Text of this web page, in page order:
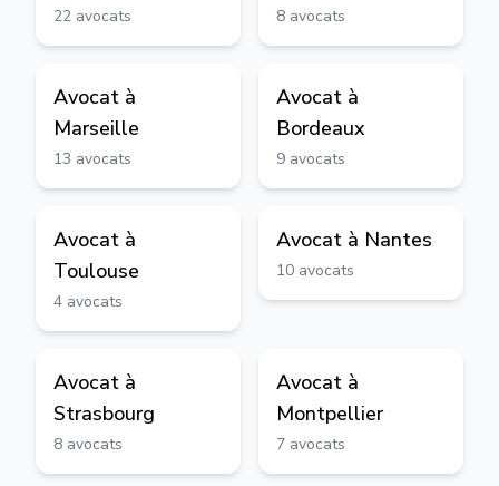
22 avocats 8 avocats
Avocat à
Marseille
13 avocats
Avocat à
Bordeaux
9 avocats
Avocat à
Toulouse
4 avocats
Avocat à Nantes
10 avocats
Avocat à
Strasbourg
8 avocats
Avocat à
Montpellier
7 avocats